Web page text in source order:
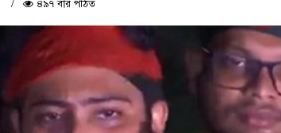
৪৯৭ বার পঠিত